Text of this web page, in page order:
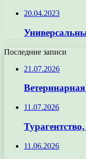
20.04.2023
Последние записи
21.07.2026
11.07.2026
11.06.2026